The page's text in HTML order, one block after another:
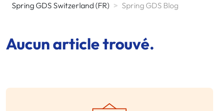
Spring GDS Switzerland (FR) > Spring GDS Blog
Aucun article trouvé.